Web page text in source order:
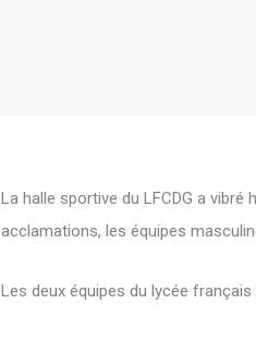
La halle sportive du LFCDG a
acclamations, les équipes
Les deux équipes du lycée